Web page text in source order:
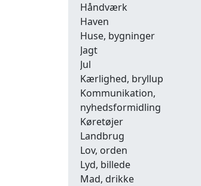
Håndværk
Haven
Huse, bygninger
Jagt
Jul
Kærlighed, bryllup
Kommunikation,
nyhedsformidling
Køretøjer
Landbrug
Lov, orden
Lyd, billede
Mad, drikke